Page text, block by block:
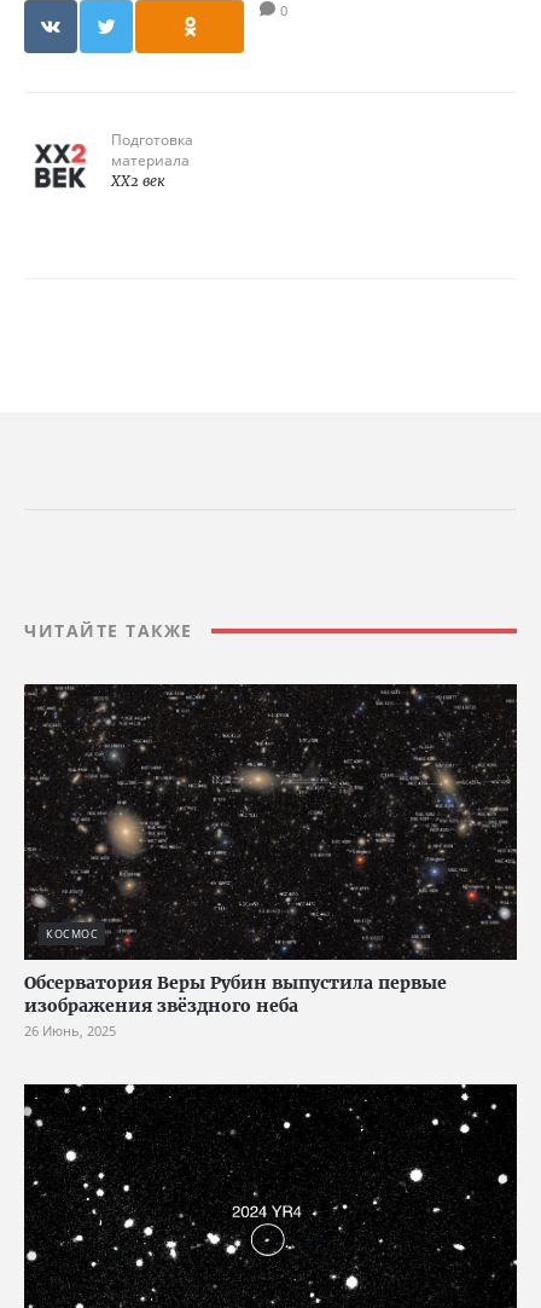
0
Подготовка
материала
XX2 век
ЧИТАЙТЕ ТАКЖЕ
КОСМОС
Обсерватория Веры Рубин выпустила первые
изображения звёздного неба
26 Июнь, 2025